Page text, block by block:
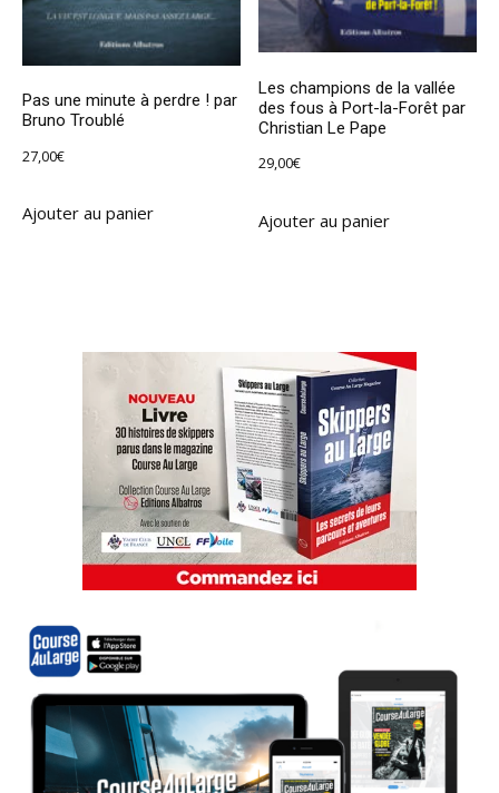
Pas une minute à perdre ! par
Bruno Troublé
27,00€
Ajouter au panier
Les champions de la vallée
des fous à Port-la-Forêt par
Christian Le Pape
29,00€
Ajouter au panier